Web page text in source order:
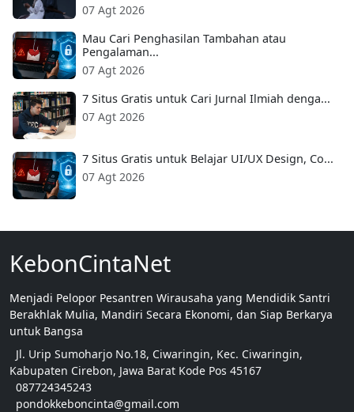
07 Agt 2026
Mau Cari Penghasilan Tambahan atau
Pengalaman...
07 Agt 2026
7 Situs Gratis untuk Cari Jurnal Ilmiah denga...
07 Agt 2026
7 Situs Gratis untuk Belajar UI/UX Design, Co...
07 Agt 2026
KebonCintaNet
Menjadi Pelopor Pesantren Wirausaha yang Mendidik Santri
Berakhlak Mulia, Mandiri Secara Ekonomi, dan Siap Berkarya
untuk Bangsa
Jl. Urip Sumoharjo No.18, Ciwaringin, Kec. Ciwaringin,
Kabupaten Cirebon, Jawa Barat Kode Pos 45167
087724345243
pondokkeboncinta@gmail.com